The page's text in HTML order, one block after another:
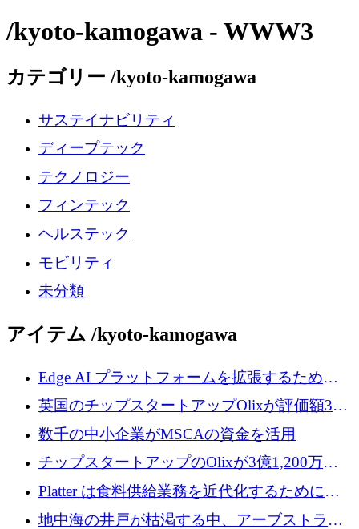
/kyoto-kamogawa - WWW3
カテゴリー /kyoto-kamogawa
サステイナビリティ
ディープテック
テクノロジー
フィンテック
ヘルステック
モビリティ
未分類
アイテム /kyoto-kamogawa
Edge AI プラットフォームを拡張するために
Edgeify が 900 万ドルを調達
英国のチップスタートアップOlixが評価額33
億ドルで3億1,200万ドルを調達
数千の中小企業がMSCAの資金を活用
チップスタートアップのOlixが3億1,200万ド
ルを調達、Mobilizeが投資部門を立ち上げ、7
月の資金調達を詳しく調査
Platter は食料供給業務を近代化するために
Verb Ventures から追加資金を調達
地中海の井戸が枯渇する中、アーブストラ社